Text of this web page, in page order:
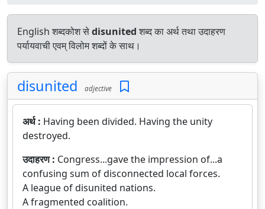
English शब्दकोश सेdisunitedशब्द का अर्थ तथा उदाहरण
पर्यायवाची एवम् विलोम शब्दों के साथ।
disunited adjective
अर्थ : Having been divided. Having the unity
destroyed.
उदाहरण : Congress...gave the impression of...a
confusing sum of disconnected local forces.
A league of disunited nations.
A fragmented coalition.